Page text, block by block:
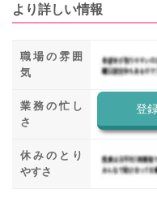
より詳しい情報
職場の雰囲
気
業務の忙し
さ
休みのとり
やすさ
登